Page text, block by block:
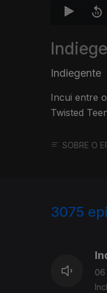
Indiegente
Incui entre
Twisted
SOBRE O
3075
06